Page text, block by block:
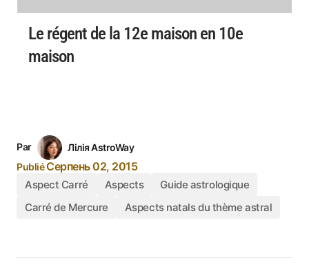
Le régent de la 12e maison en 10e
maison
Par
Лілія AstroWay
PubliéСерпень 02, 2015
Aspect Carré Aspects
Guide astrologique
Carré de Mercure
Aspects natals du thème astral